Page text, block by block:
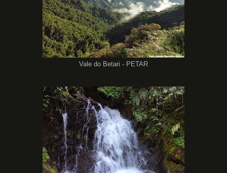
Vale do Betari - PETAR